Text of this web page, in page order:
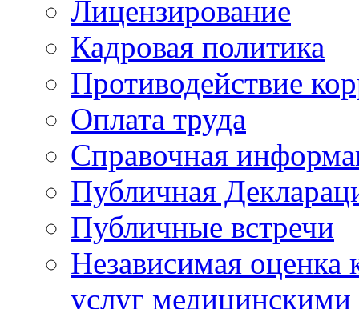
Лицензирование
Кадровая политика
Противодействие
Оплата труда
Справочная
Публичная
Публичные встречи
Независимая оценка
услуг